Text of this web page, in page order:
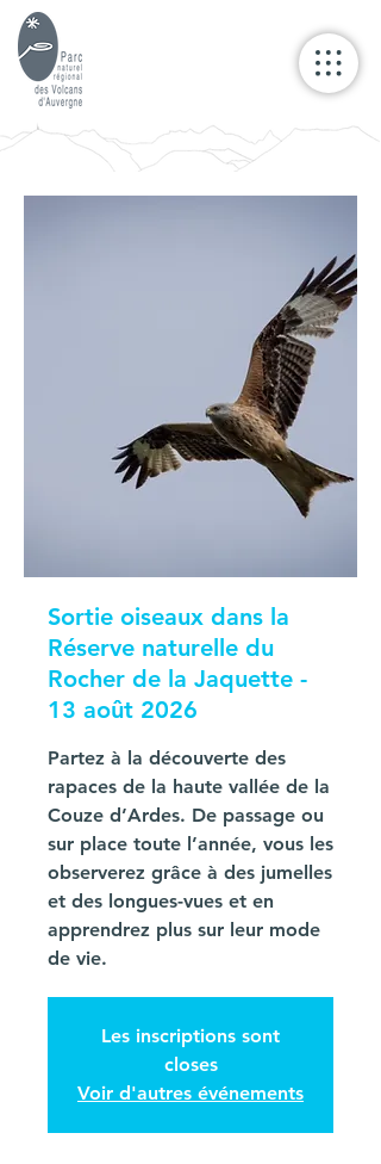
Sortie oiseaux dans la
Réserve naturelle du
Rocher de la Jaquette -
13 août 2026
Partez à la découverte des
rapaces de la haute vallée de la
Couze d’Ardes. De passage ou
sur place toute l’année, vous les
observerez grâce à des jumelles
et des longues-vues et en
apprendrez plus sur leur mode
de vie.
Les inscriptions sont
closes
Voir d'autres événements